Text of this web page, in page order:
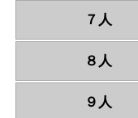
７人
８人
９人